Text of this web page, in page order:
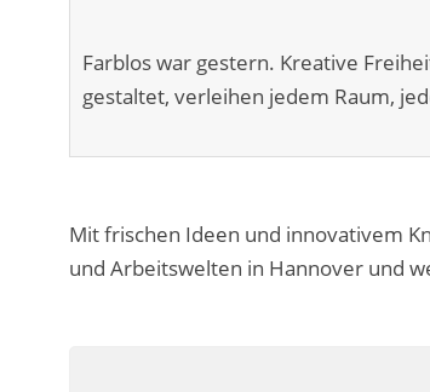
Farblos war gestern. Kreative
gestaltet, verleihen jedem Raum,
Mit frischen Ideen und innovativem
und Arbeitswelten in Hannover und